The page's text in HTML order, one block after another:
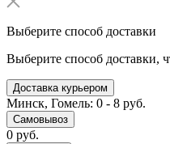
Выберите способ доставки
Выберите способ доставки,
Доставка курьером
Минск, Гомель: 0 - 8 руб.
Самовывоз
0 руб.